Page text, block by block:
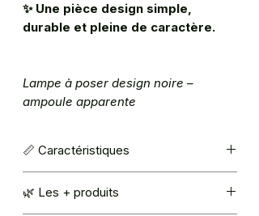
✨ Une pièce design simple,
durable et pleine de caractère.
Lampe à poser design noire –
ampoule apparente
📏 Caractéristiques
Ampoule E27 (non fournie)
🌿 Les + produits